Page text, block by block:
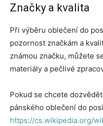
Značky a kvalita
Při výběru oblečení do
pozornost značkám a
známou značku, můžete
materiály a pečlivé
Pokud se chcete
pánského oblečení do
https://cs.wikipedia.org/